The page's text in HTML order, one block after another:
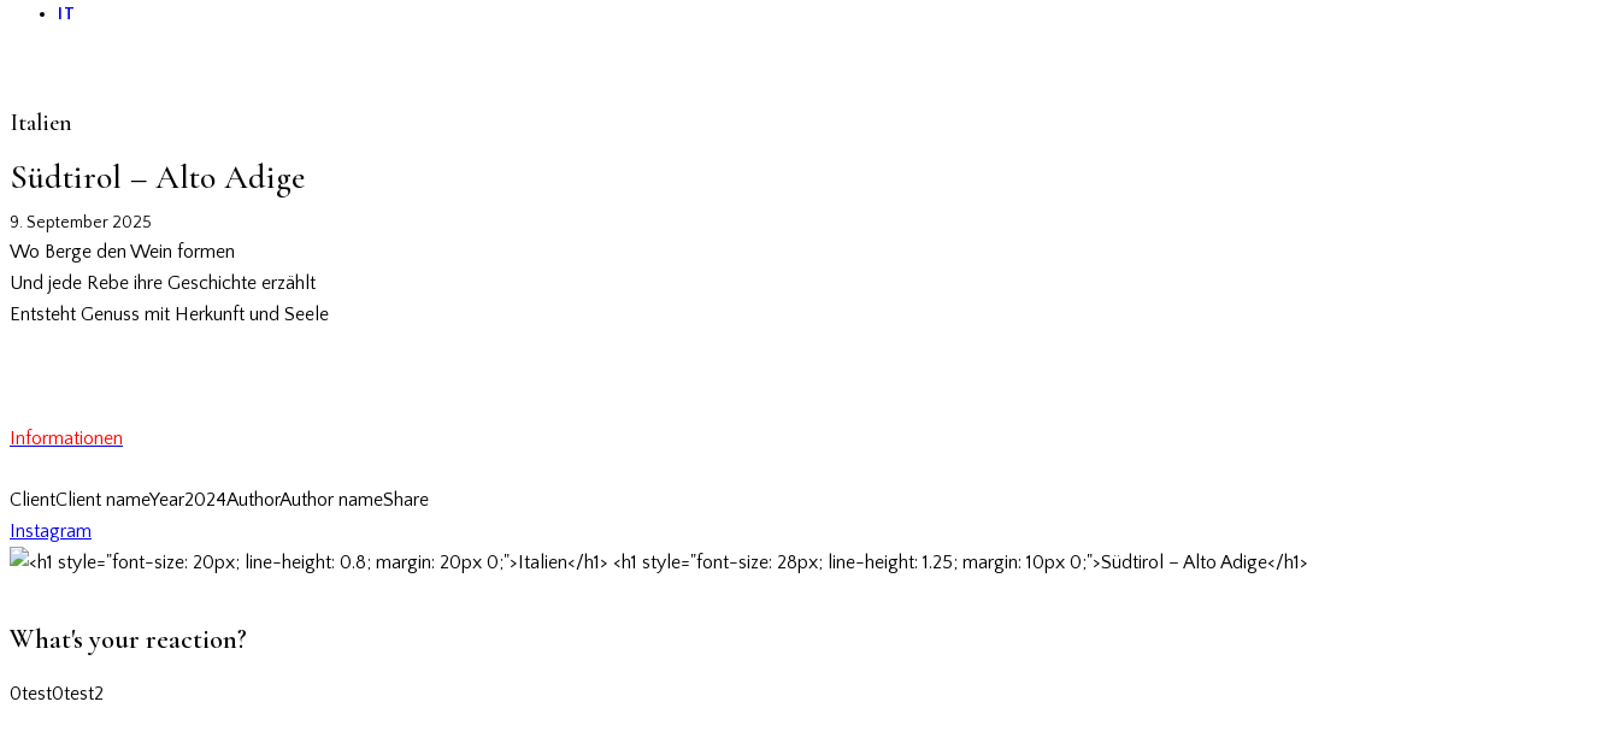
IT
Italien
Südtirol – Alto Adige
9. September 2025
Wo Berge den Wein formen
Und jede Rebe ihre Geschichte erzählt
Entsteht Genuss mit Herkunft und Seele
Informationen
ClientClient nameYear2024AuthorAuthor nameShare
Instagram
What's your reaction?
0test0test2